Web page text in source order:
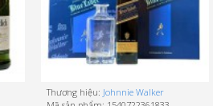
Thương hiệu: Johnnie Walker